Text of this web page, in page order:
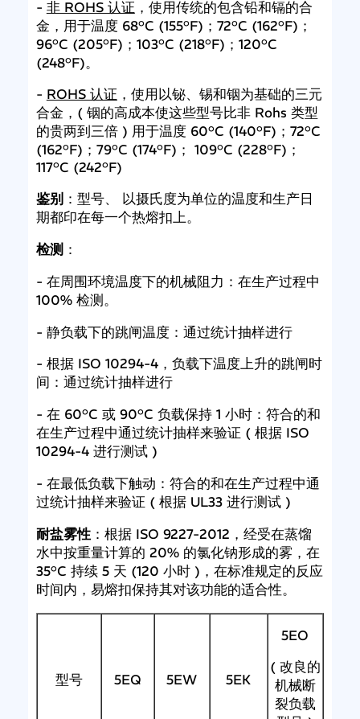
- 非 ROHS 认证 ，使用传统的包含铅和镉的合
金，用于温度 68°C (155°F)；72°C (162°F)；
96°C (205°F)；103°C (218°F)；120°C
(248°F)。
- ROHS 认证，使用以铋、锡和铟为基础的三元
合金，( 铟的高成本使这些型号比非 Rohs 类型
的贵两到三倍 ) 用于温度 60°C (140°F)；72°C
(162°F)；79°C (174°F)； 109°C (228°F)；
117°C (242°F)
鉴别 ：型号、 以摄氏度为单位的温度和生产日
期都印在每一个热熔扣上。
检测 ：
- 在周围环境温度下的机械阻力：在生产过程中
100% 检测。
- 静负载下的跳闸温度：通过统计抽样进行
- 根据 ISO 10294-4，负载下温度上升的跳闸时
间：通过统计抽样进行
- 在 60°C 或 90°C 负载保持 1 小时：符合的和
在生产过程中通过统计抽样来验证 ( 根据 ISO
10294-4 进行测试 )
- 在最低负载下触动：符合的和在生产过程中通
过统计抽样来验证 ( 根据 UL33 进行测试 )
耐盐雾性：根据 ISO 9227-2012，经受在蒸馏
水中按重量计算的 20% 的氯化钠形成的雾，在
35°C 持续 5 天 (120 小时 )，在标准规定的反应
时间内，易熔扣保持其对该功能的适合性。
型号 5EQ 5EW 5EK
5EO
( 改良的
机械断
裂负载